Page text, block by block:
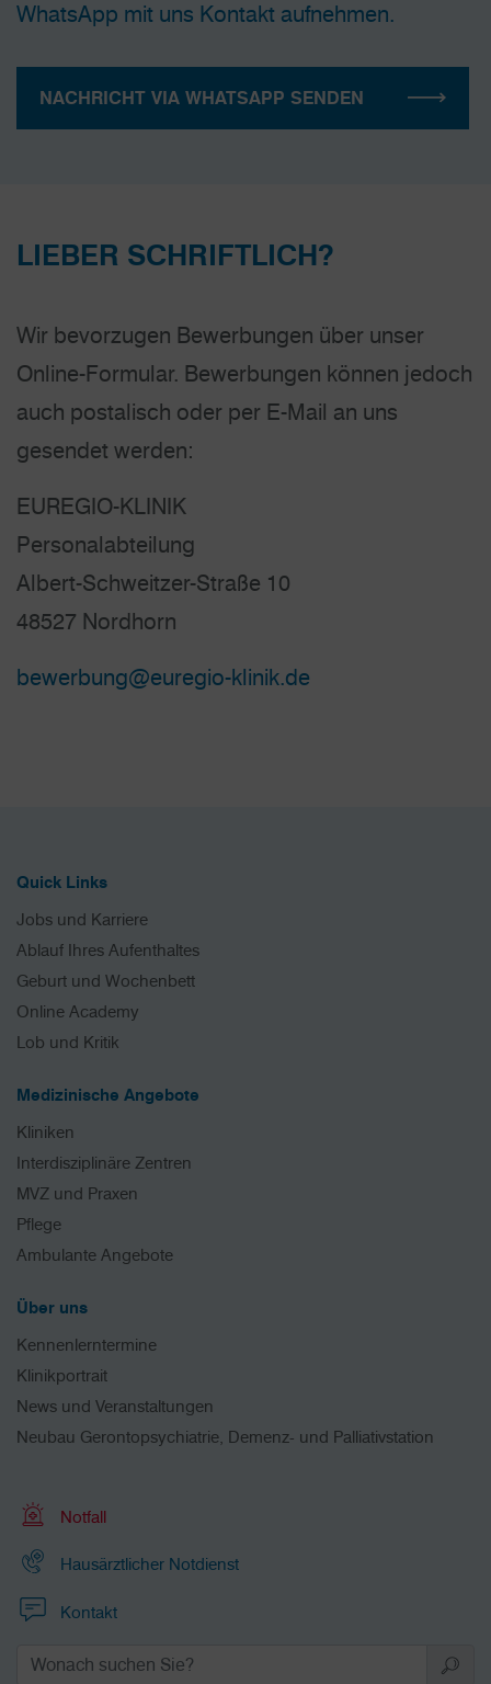
WhatsApp mit uns Kontakt aufnehmen.
NACHRICHT VIA WHATSAPP SENDEN
LIEBER SCHRIFTLICH?
Wir bevorzugen Bewerbungen über unser
Online-Formular. Bewerbungen können jedoch
auch postalisch oder per E-Mail an uns
gesendet werden:
EUREGIO-KLINIK
Personalabteilung
Albert-Schweitzer-Straße 10
48527 Nordhorn
bewerbung@euregio-klinik.de
Quick Links
Jobs und Karriere
Ablauf Ihres Aufenthaltes
Geburt und Wochenbett
Online Academy
Lob und Kritik
Medizinische Angebote
Kliniken
Interdisziplinäre Zentren
MVZ und Praxen
Pflege
Ambulante Angebote
Über uns
Kennenlerntermine
Klinikportrait
News und Veranstaltungen
Neubau Gerontopsychiatrie, Demenz- und Palliativstation
Notfall
Hausärztlicher Notdienst
Kontakt